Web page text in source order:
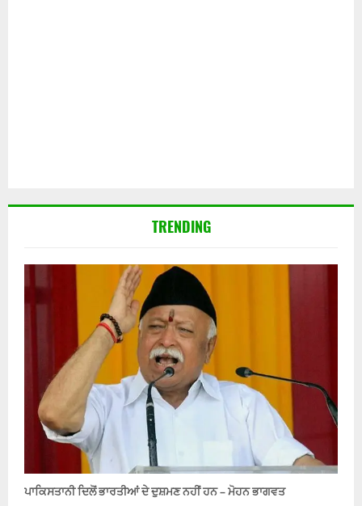
TRENDING
ਪਾਕਿਸਤਾਨੀ ਦਿਲੋਂ ਭਾਰਤੀਆਂ ਦੇ ਦੁਸ਼ਮਣ ਨਹੀਂ ਹਨ – ਮੋਹਨ ਭਾਗਵਤ